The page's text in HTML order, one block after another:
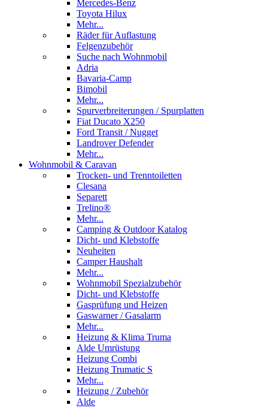
Mercedes-Benz
Toyota Hilux
Mehr...
Räder für Auflastung
Felgenzubehör
Suche nach Wohnmobil
Adria
Bavaria-Camp
Bimobil
Mehr...
Spurverbreiterungen / Spurplatten
Fiat Ducato X250
Ford Transit / Nugget
Landrover Defender
Mehr...
Wohnmobil & Caravan
Trocken- und Trenntoiletten
Clesana
Separett
Trelino®
Mehr...
Camping & Outdoor Katalog
Dicht- und Klebstoffe
Neuheiten
Camper Haushalt
Mehr...
Wohnmobil Spezialzubehör
Dicht- und Klebstoffe
Gasprüfung und Heizen
Gaswarner / Gasalarm
Mehr...
Heizung & Klima Truma
Alde Umrüstung
Heizung Combi
Heizung Trumatic S
Mehr...
Heizung / Zubehör
Alde